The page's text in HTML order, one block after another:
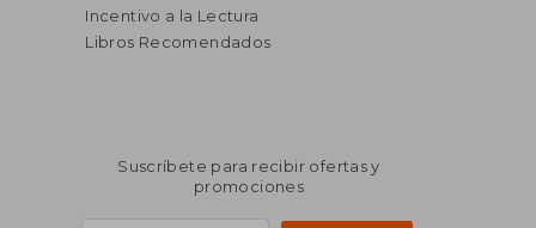
Incentivo a la Lectura
Libros Recomendados
Suscríbete para recibir ofertas y
promociones